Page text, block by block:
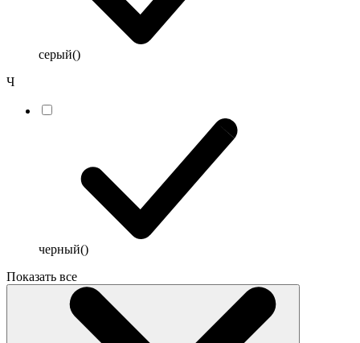
серый()
Ч
черный()
Показать все